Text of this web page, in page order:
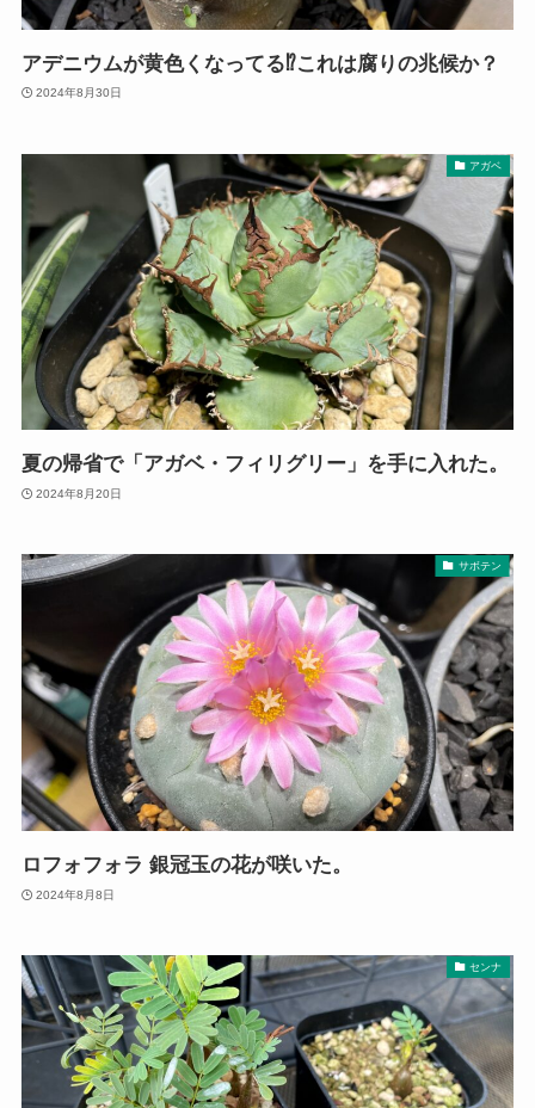
アデニウムが黄色くなってる⁉これは腐りの兆候か？
2024年8月30日
アガベ
夏の帰省で「アガベ・フィリグリー」を手に入れた。
2024年8月20日
サボテン
ロフォフォラ 銀冠玉の花が咲いた。
2024年8月8日
センナ